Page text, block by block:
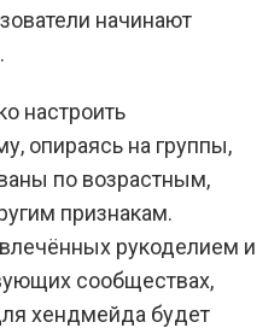
начинают
настроить
опираясь на группы,
по возрастным,
признакам.
рукоделием и
сообществах,
хендмейда будет